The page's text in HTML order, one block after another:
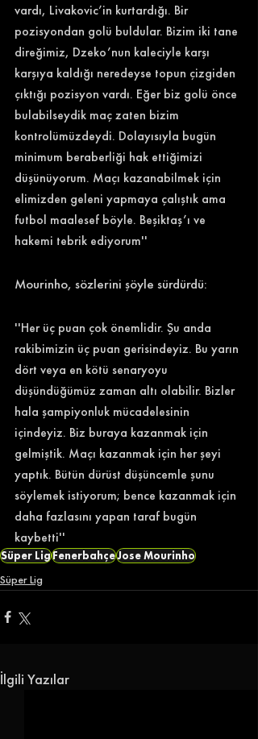
vardı, Livakovic’in kurtardığı. Bir
pozisyondan golü buldular. Bizim iki tane
direğimiz, Dzeko’nun kaleciyle karşı
karşıya kaldığı neredeyse topun çizgiden
çıktığı pozisyon vardı. Eğer biz golü önce
bulabilseydik maç zaten bizim
kontrolümüzdeydi. Dolayısıyla bugün
minimum beraberliği hak ettiğimizi
düşünüyorum. Maçı kazanabilmek için
elimizden geleni yapmaya çalıştık ama
futbol maalesef böyle. Beşiktaş’ı ve
hakemi tebrik ediyorum''
Mourinho, sözlerini şöyle sürdürdü:
''Her üç puan çok önemlidir. Şu anda
rakibimizin üç puan gerisindeyiz. Bu yarın
dört veya en kötü senaryoyu
düşündüğümüz zaman altı olabilir. Bizler
hala şampiyonluk mücadelesinin
içindeyiz. Biz buraya kazanmak için
gelmiştik. Maçı kazanmak için her şeyi
yaptık. Bütün dürüst düşüncemle şunu
söylemek istiyorum; bence kazanmak için
daha fazlasını yapan taraf bugün
kaybetti''
Süper LigFenerbahçeJose Mourinho
Süper Lig
İlgili Yazılar